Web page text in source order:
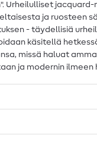
ja ruosteen
- täydellisiä
käsitellä
missä haluat
ja modernin